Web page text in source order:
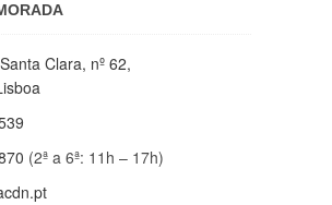
Clara, nº 62,
(2ª a 6ª: 11h – 17h)